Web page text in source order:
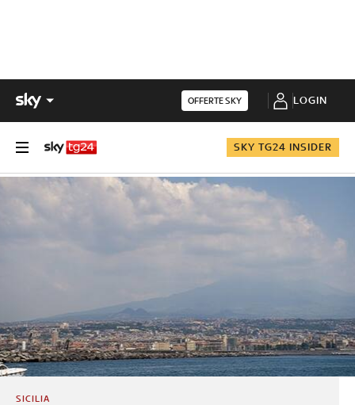
OFFERTE SKY LOGIN
SKY TG24 INSIDER
SICILIA